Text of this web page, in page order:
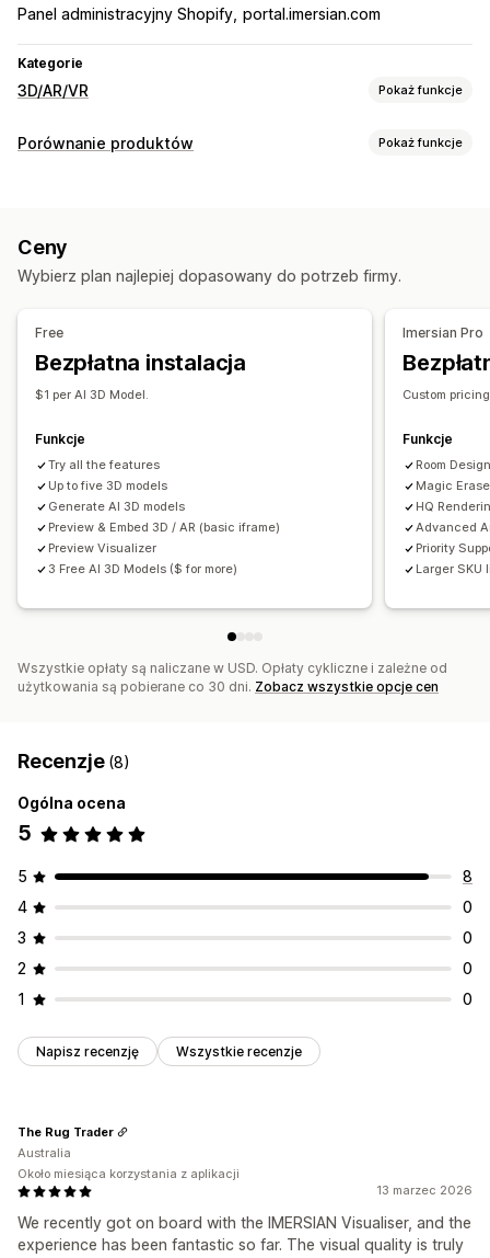
Panel administracyjny Shopify portal.imersian.com
Kategorie
3D/AR/VR Pokaż funkcje
Wizualizacja
Oparte na sztucznej inteligencji
Konfigurator produktów
Warianty
Produkty niestandardowe
Zdjęcia
Porównanie produktów Pokaż funkcje
Rekomendacje AI
Obrazy
Kolor i czcionka
Strona produktu
Ceny
Wybierz plan najlepiej dopasowany do potrzeb firmy.
Free
Bezpłatna instalacja
$1 per AI 3D Model.
Funkcje
Try all the features
Up to five 3D models
Generate AI 3D models
Preview & Embed 3D / AR (basic iframe)
Preview Visualizer
3 Free AI 3D Models ($ for more)
Imersian Pro
Custom pricing
Funkcje
Room
Magic
HQ
Advanced
Priority
Larger SKU
Wszystkie opłaty są naliczane w USD. Opłaty cykliczne i zależne od
użytkowania są pobierane co 30 dni. Zobacz wszystkie opcje cen
Recenzje (8)
Ogólna ocena
5
5
8
4
0
3
0
2
0
1
0
Napisz recenzję Wszystkie recenzje
13 marzec 2026
We recently got on board with the IMERSIAN Visualiser, and the
experience has been fantastic so far. The visual quality is truly
The Rug Trader
Australia
Około miesiąca korzystania z aplikacji